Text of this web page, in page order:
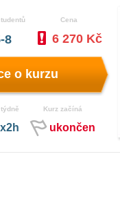
8
Cena
6 270 Kč
o kurzu
Kurz začíná
ukončen